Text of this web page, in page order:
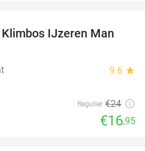
29%
IJzeren Man
9.6 star
Regulier €24
€16,95